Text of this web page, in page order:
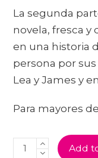
La segunda
novela, fresca y
en una historia
persona por
Lea y James y
Para mayores
VUELA,
JULIETA
Add